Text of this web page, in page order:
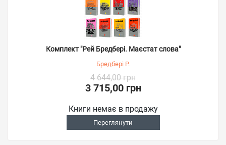
Комплект "Рей Бредбері. Маєстат слова"
Бредбері Р.
4 644,00 грн
3 715,00 грн
Книги немає в продажу
Переглянути